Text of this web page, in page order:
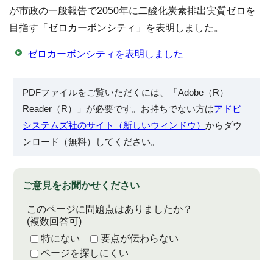
が市政の一般報告で2050年に二酸化炭素排出実質ゼロを
目指す「ゼロカーボンシティ」を表明しました。
ゼロカーボンシティを表明しました
PDFファイルをご覧いただくには、「Adobe（R）
Reader（R）」が必要です。お持ちでない方はアドビ
システムズ社のサイト（新しいウィンドウ）からダウ
ンロード（無料）してください。
ご意見をお聞かせください
このページに問題点はありましたか？
(複数回答可)
特にない
要点が伝わらない
ページを探しにくい